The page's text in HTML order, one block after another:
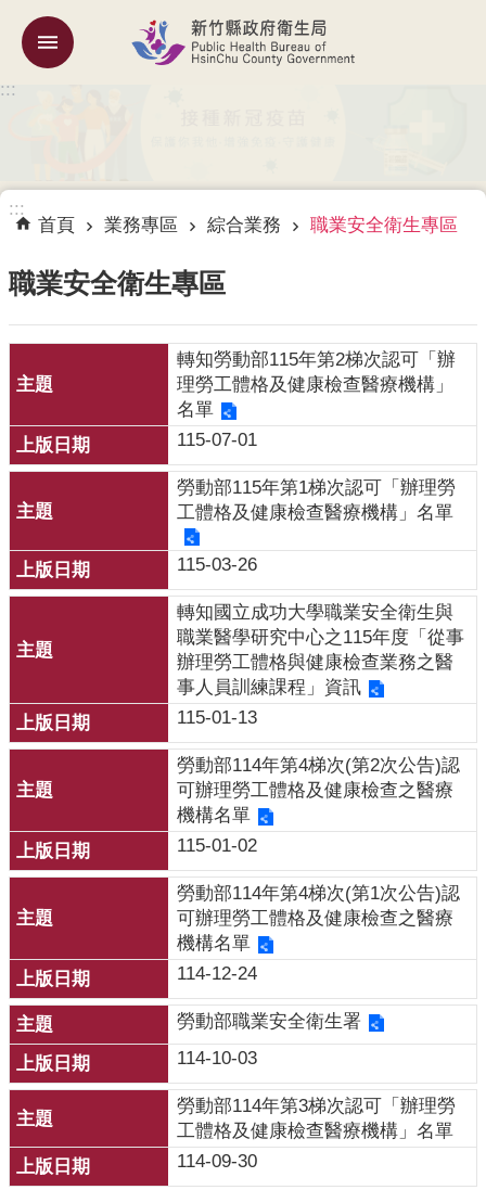
跳到主要內容區塊
訊
公
告
業
專
專
人
區
題
專
便
服
政
府
資
訊
公
開
各
衛
生
所
測
驗
:::
:::
首頁 業務專區 綜合業務 職業安全衛生專區
職業安全衛生專區
轉知勞動部115年第2梯次認可「辦
理勞工體格及健康檢查醫療機構」
名單
115-07-01
勞動部115年第1梯次認可「辦理勞
工體格及健康檢查醫療機構」名單
115-03-26
轉知國立成功大學職業安全衛生與
職業醫學研究中心之115年度「從事
辦理勞工體格與健康檢查業務之醫
事人員訓練課程」資訊
115-01-13
勞動部114年第4梯次(第2次公告)認
可辦理勞工體格及健康檢查之醫療
機構名單
115-01-02
勞動部114年第4梯次(第1次公告)認
可辦理勞工體格及健康檢查之醫療
機構名單
114-12-24
勞動部職業安全衛生署
114-10-03
勞動部114年第3梯次認可「辦理勞
工體格及健康檢查醫療機構」名單
114-09-30